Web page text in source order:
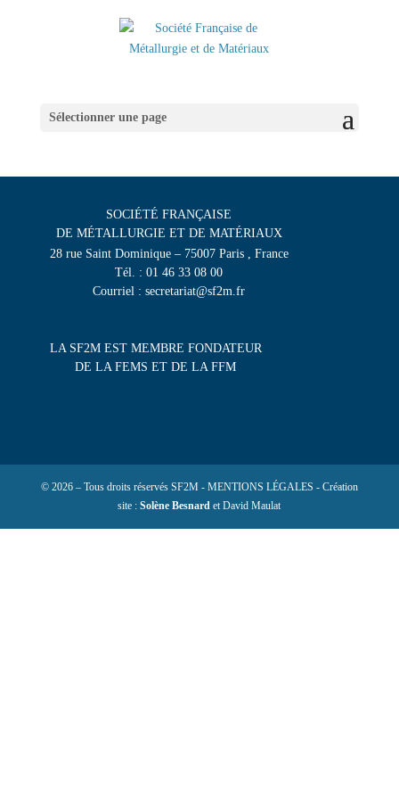
Sélectionner une page
SOCIÉTÉ FRANÇAISE
DE MÉTALLURGIE ET DE MATÉRIAUX
28 rue Saint Dominique – 75007 Paris , France
Tél. : 01 46 33 08 00
Courriel : secretariat@sf2m.fr
LA SF2M EST MEMBRE FONDATEUR
DE LA FEMS ET DE LA FFM
© 2026 – Tous droits réservés SF2M - MENTIONS LÉGALES - Création
site :Solène Besnard et David Maulat